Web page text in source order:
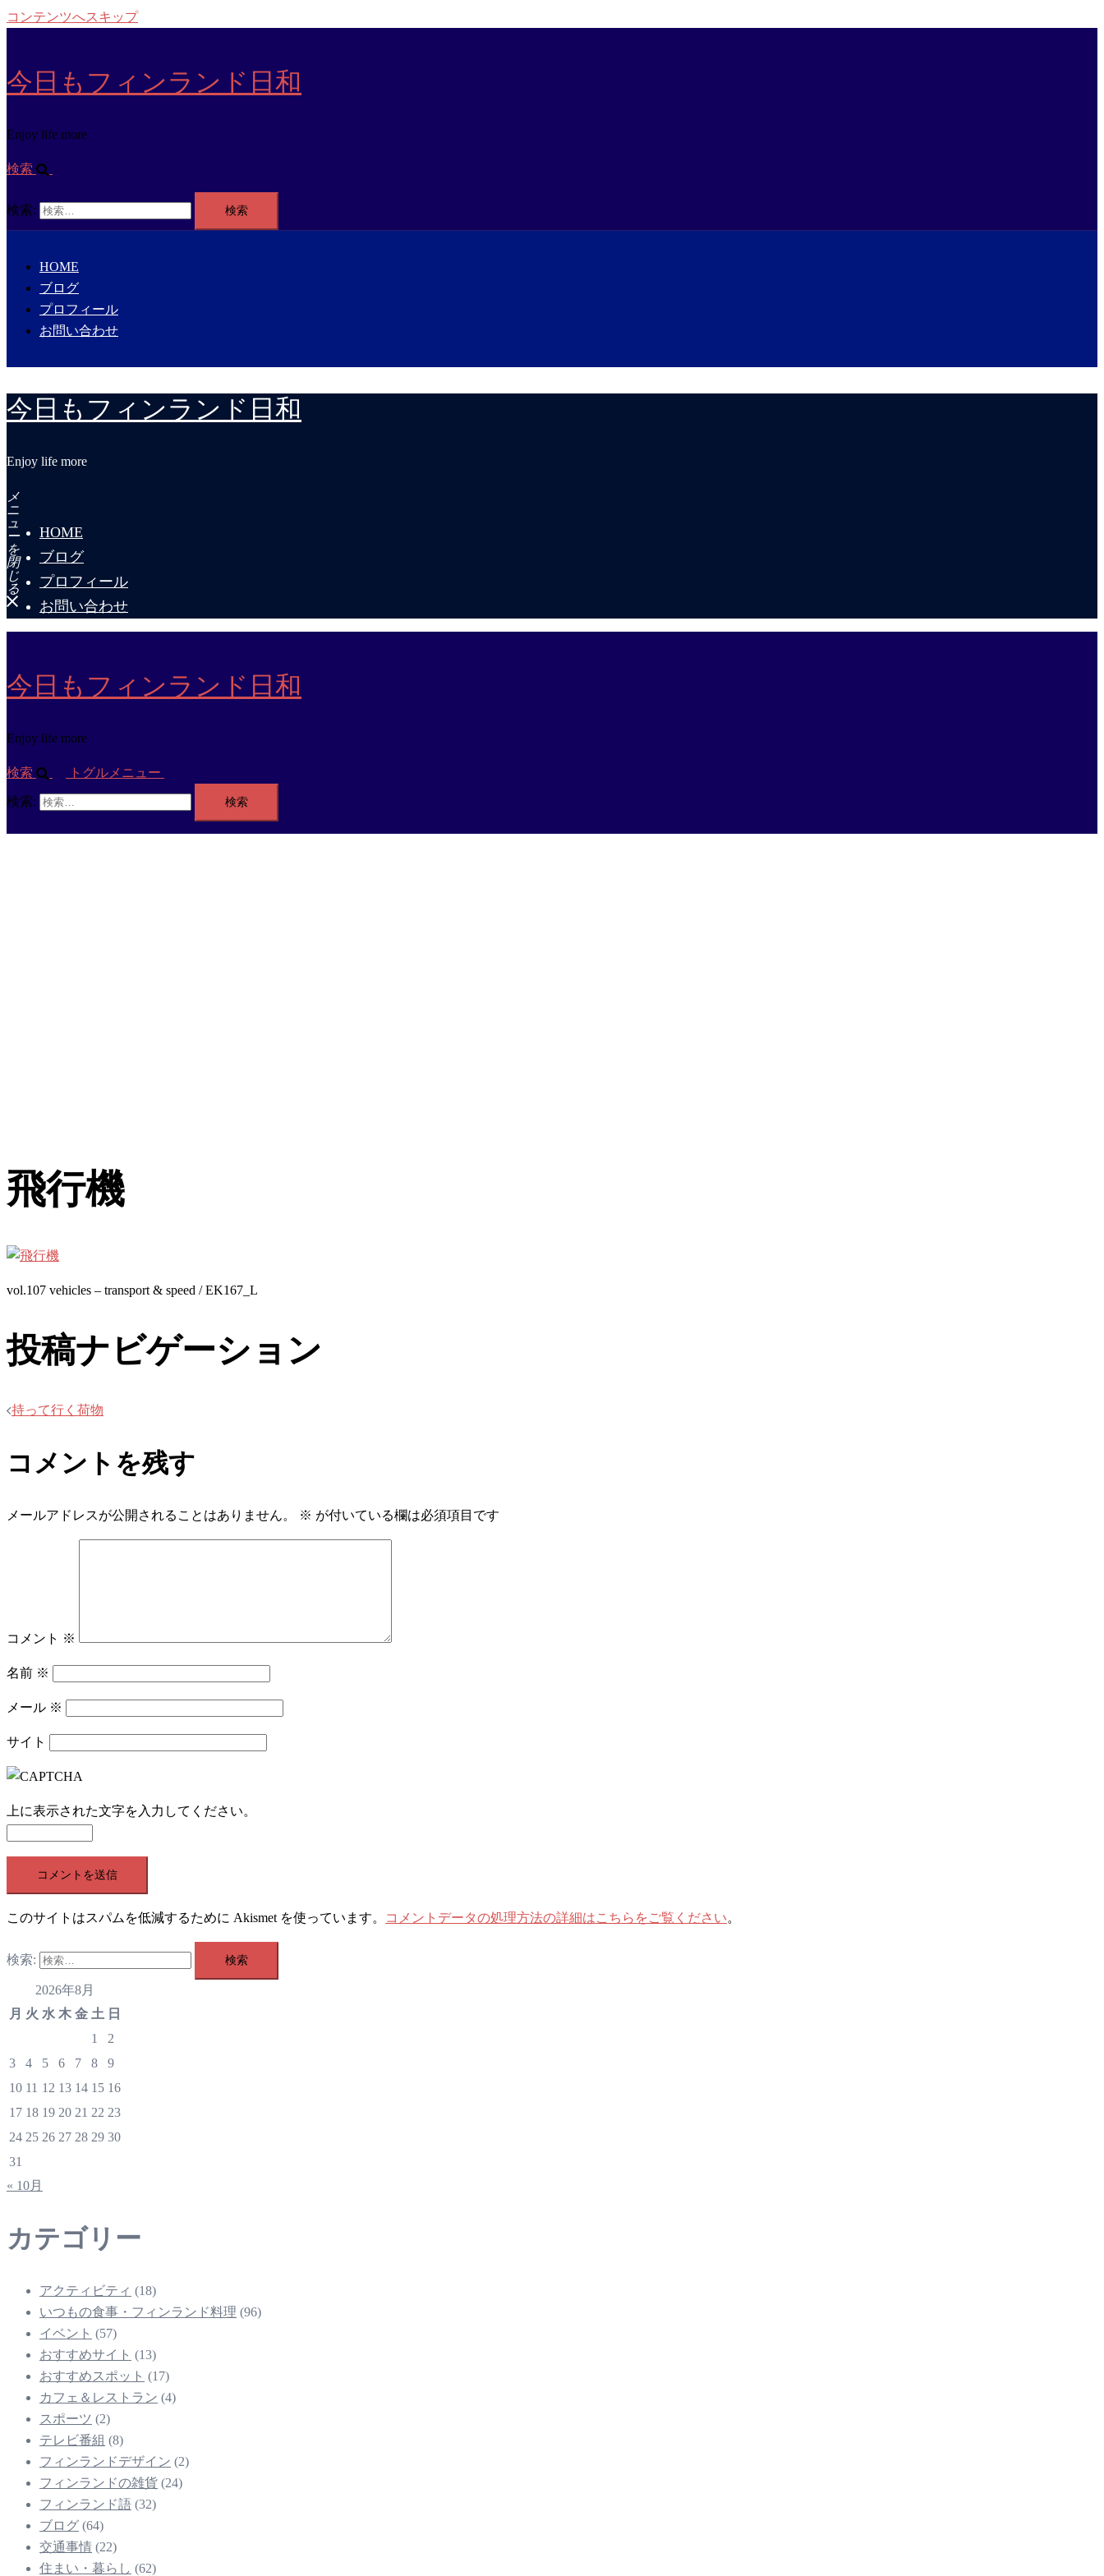
コンテンツへスキップ
今日もフィンランド日和
Enjoy life more
検索
検索:
HOME
ブログ
プロフィール
お問い合わせ
今日もフィンランド日和
Enjoy life more
メ
ニ
ュ
ー
を
閉
じ
る
HOME
ブログ
プロフィール
お問い合わせ
今日もフィンランド日和
Enjoy life more
検索 トグルメニュー
検索:
飛行機
vol.107 vehicles – transport & speed / EK167_L
投稿ナビゲーション
持って行く荷物
コメントを残す
メールアドレスが公開されることはありません。 ※ が付いている欄は必須項目です
コメント ※
名前 ※
メール ※
サイト
上に表示された文字を入力してください。
このサイトはスパムを低減するために Akismet を使っています。 コメントデータの処理方法の詳細はこちらをご覧ください。
検索:
2026年8月
月 火 水 木 金 土 日
1
2
3
4 5 6 7 8
9
10 11 12 13 14 15 16
17 18 19 20 21 22 23
24 25 26 27 28 29 30
31
« 10月
カテゴリー
アクティビティ (18)
いつもの食事・フィンランド料理 (96)
イベント (57)
おすすめサイト (13)
おすすめスポット (17)
カフェ＆レストラン (4)
スポーツ (2)
テレビ番組 (8)
フィンランドデザイン (2)
フィンランドの雑貨 (24)
フィンランド語 (32)
ブログ (64)
交通事情 (22)
住まい・暮らし (62)